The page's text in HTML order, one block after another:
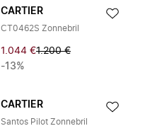
CARTIER
CT0462S Zonnebril
1.044 €1.200 €
-13%
CARTIER
Santos Pilot Zonnebril